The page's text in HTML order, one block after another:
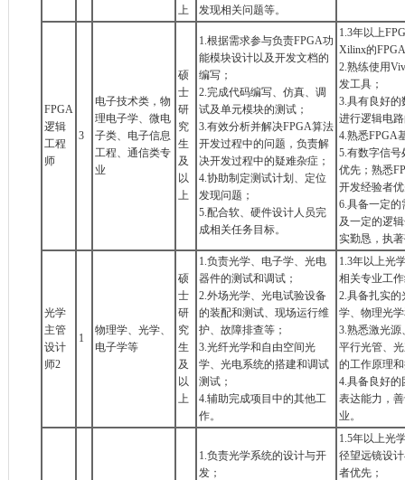
上
发现相关问题等。
FPGA
逻辑
工程
师
3
电子技术类，物
理电子学、微电
子类、电子信息
工程、通信类专
业
硕
士
研
究
生
及
以
上
1.根据需求参与负责FPGA功
能模块设计以及开发文档的
编写；
2.完成代码编写、仿真、调
试及单元模块的测试；
3.有效分析并解决FPGA算法
开发过程中的问题，负责解
决开发过程中的疑难杂症；
4.协助制定测试计划、定位
发现问题；
5.配合软、硬件设计人员完
成相关任务目标。
1.3年以上
Xilinx的
2.熟练使用
发工具；
3.具有良好的
进行逻辑电
4.熟悉FPGA
5.有数字信
优先；熟悉
开发经验者
6.具备一定
及一定的逻
实勤恳，执
光学
主管
设计
师2
1
物理学、光学、
电子学等
硕
士
研
究
生
及
以
上
1.负责光学、电子学、光电
器件的测试和调试；
2.外场光学、光电试验设备
的装配和测试、现场运行维
护、故障排查等；
3.光纤光学和自由空间光
学、光电系统的搭建和调试
测试；
4.辅助完成项目中的其他工
作。
1.3年以上光
相关专业工
2.具备扎实
学、物理光
3.熟悉激光
平行光管、
的工作原理
4.具备良好
表达能力，
业。
1.负责光学系统的设计与开
发；
1.5年以上光
径望远镜设
者优先；